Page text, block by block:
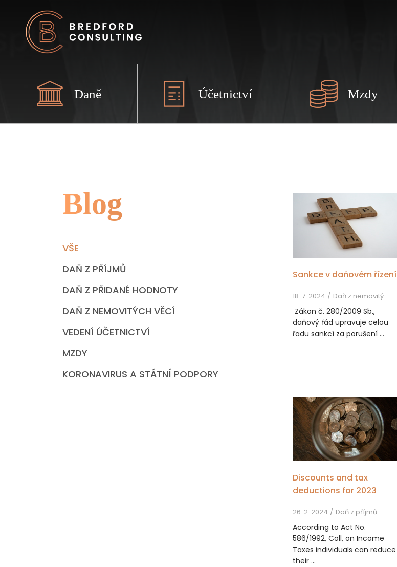
Daně Účetnictví Mzdy
Blog
VŠE
DAŇ Z PŘÍJMŮ
DAŇ Z PŘIDANÉ HODNOTY
DAŇ Z NEMOVITÝCH VĚCÍ
VEDENÍ ÚČETNICTVÍ
MZDY
KORONAVIRUS A STÁTNÍ PODPORY
Sankce v daňovém řízení
18. 7. 2024 Daň z nemovitých věcí, Daň z příjmů, Daň z přidané hodnoty
Zákon č. 280/2009 Sb.,
daňový řád upravuje celou
řadu sankcí za porušení ...
Discounts and tax
deductions for 2023
26. 2. 2024 Daň z příjmů
According to Act No.
586/1992, Coll, on Income
Taxes individuals can reduce
their ...